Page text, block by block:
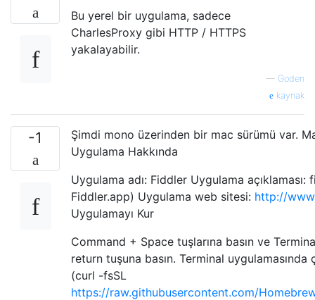
Bu yerel bir uygulama, sadece
CharlesProxy gibi HTTP / HTTPS
yakalayabilir.
— Goden
kaynak
-1
Şimdi mono üzerinden bir mac sürümü var.
Uygulama Hakkında
Uygulama adı: Fiddler Uygulama
Fiddler.app) Uygulama web sitesi: http://
Uygulamayı Kur
Command + Space tuşlarına basın ve
return tuşuna basın. Terminal uygulamasında
(curl -fsSL
https://raw.githubusercontent.com/